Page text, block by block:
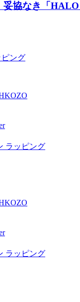
妥協なき「
ング
ラッピング
ラッピング